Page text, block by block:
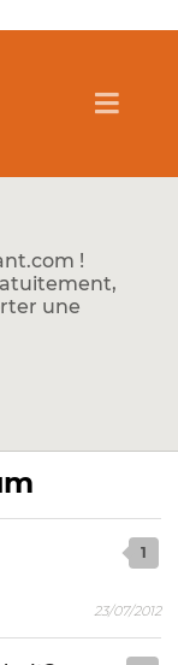
!
une
1
23/07/2012